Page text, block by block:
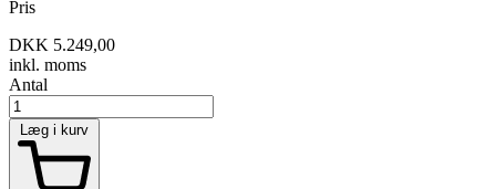
Pris
DKK 5.249,00
inkl. moms
Antal
Læg i kurv